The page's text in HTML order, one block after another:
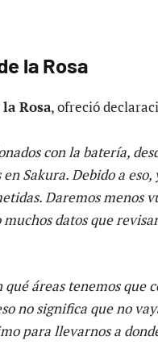
la Rosa
Rosa, ofreció
con la batería,
Sakura. Debido a
Daremos menos
datos que
qué áreas tenemos
no significa que no
para llevarnos a